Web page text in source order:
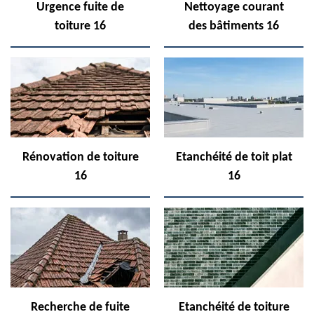
Urgence fuite de
toiture 16
Nettoyage courant
des bâtiments 16
Rénovation de toiture
16
Etanchéité de toit plat
16
Recherche de fuite
Etanchéité de toiture